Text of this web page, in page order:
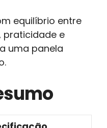
equilíbrio entre
praticidade e
uma panela